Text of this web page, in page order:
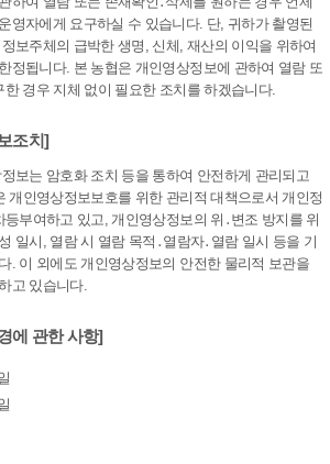
영자에게 요구하실 수 있습니다. 단, 귀하가 촬영된
보주체의 급박한 생명, 신체, 재산의 이익을 위하여
정됩니다. 본 농협은 개인영상정보에 관하여 열람 또
경우 지체 없이 필요한 조치를 하겠습니다.
조치]
보는 암호화 조치 등을 통하여 안전하게 관리되고
개인영상정보보호를 위한 관리적 대책으로서 개인정
부여하고 있고, 개인영상정보의 위․변조 방지를 위
일시, 열람 시 열람 목적․열람자․열람 일시 등을 기
. 이 외에도 개인영상정보의 안전한 물리적 보관을
고 있습니다.
에 관한 사항]